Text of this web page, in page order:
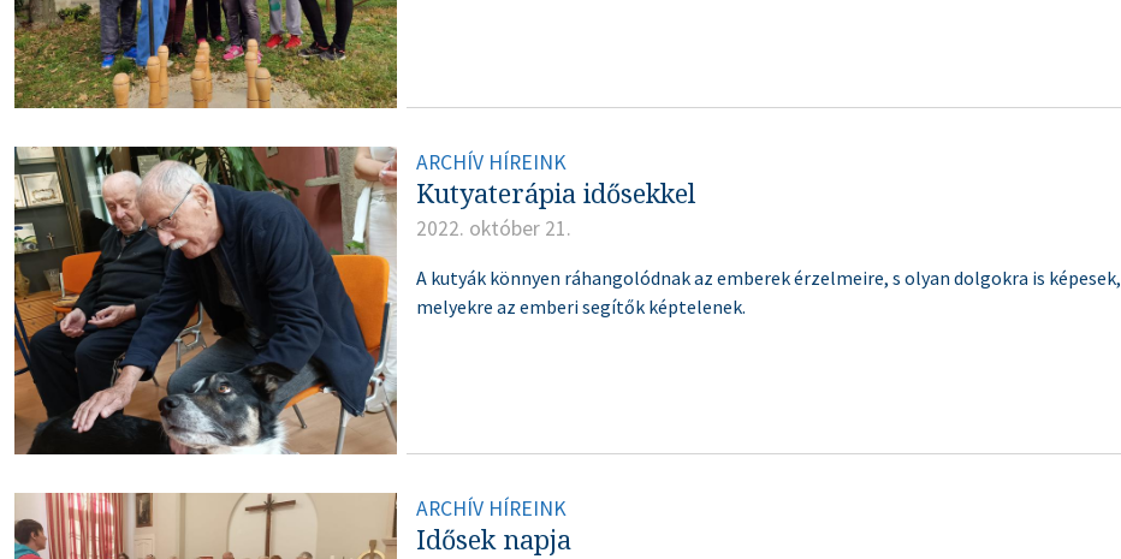
ARCHÍV HÍREINK
Kutyaterápia idősekkel
2022. október 21.
A kutyák könnyen ráhangolódnak az emberek érzelmeire, s olyan dolgokra is képesek,
melyekre az emberi segítők képtelenek.
ARCHÍV HÍREINK
Idősek napja